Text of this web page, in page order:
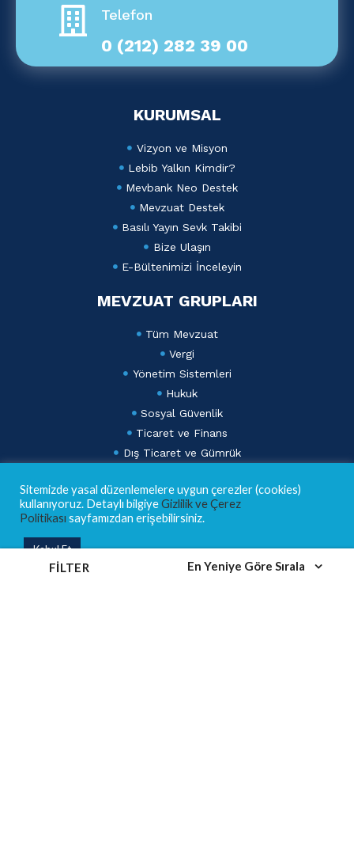
Telefon
0 (212) 282 39 00
KURUMSAL
Vizyon ve Misyon
Lebib Yalkın Kimdir?
Mevbank Neo Destek
Mevzuat Destek
Basılı Yayın Sevk Takibi
Bize Ulaşın
E-Bültenimizi İnceleyin
MEVZUAT GRUPLARI
Tüm Mevzuat
Vergi
Yönetim Sistemleri
Hukuk
Sosyal Güvenlik
Ticaret ve Finans
Dış Ticaret ve Gümrük
AKADEMİ
Eğitim Kategorileri
Sitemizde yasal düzenlemelere uygun çerezler (cookies)
kullanıyoruz. Detaylı bilgiyeGizlilik ve Çerez
Politikası sayfamızdan erişebilirsiniz.
Kabul Et
FILTER En Yeniye Göre Sırala